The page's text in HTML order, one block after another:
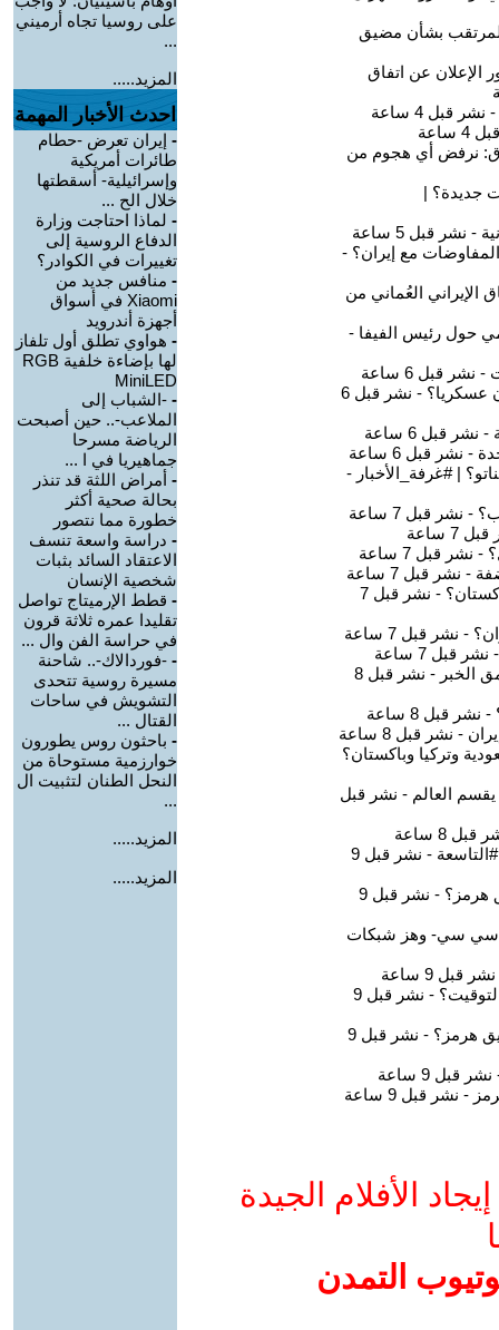
الأفلام الجيدة
التمدن
على روسيا تجاه أرميني
...
المزيد.....
احدث الأخبار المهمة
- إيران تعرض -حطام
طائرات أمريكية
وإسرائيلية- أسقطتها
خلال الح ...
- لماذا احتاجت وزارة
الدفاع الروسية إلى
تغييرات في الكوادر؟
- منافس جديد من
Xiaomi في أسواق
أجهزة أندرويد
- هواوي تطلق أول تلفاز
لها بإضاءة خلفية RGB
MiniLED
- -الشباب إلى
الملاعب-.. حين أصبحت
الرياضة مسرحا
جماهيريا في ا ...
- أمراض اللثة قد تنذر
بحالة صحية أكثر
خطورة مما نتصور
- دراسة واسعة تنسف
الاعتقاد السائد بثبات
شخصية الإنسان
- قطط الإرميتاج تواصل
تقليدا عمره ثلاثة قرون
في حراسة الفن وال ...
- -فوردالاك-.. شاحنة
مسيرة روسية تتحدى
التشويش في ساحات
القتال ...
- باحثون روس يطورون
خوارزمية مستوحاة من
النحل الطنان لتثبيت ال
...
المزيد.....
المزيد.....